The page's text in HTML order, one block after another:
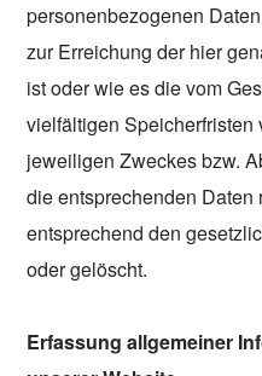
personenbezogenen
zur Erreichung der hier
ist oder wie es die vom
vielfältigen
jeweiligen Zweckes bzw.
die entsprechenden Daten
entsprechend den
oder gelöscht.
Erfassung allgemeiner